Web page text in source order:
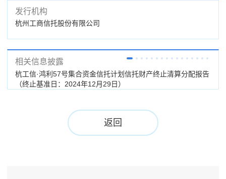
发行机构
杭州工商信托股份有限公司
相关信息披露
杭工信·鸿利57号集合资金信托计划信托财产终止清算分配报告
（终止基准日：2024年12月29日）
返回